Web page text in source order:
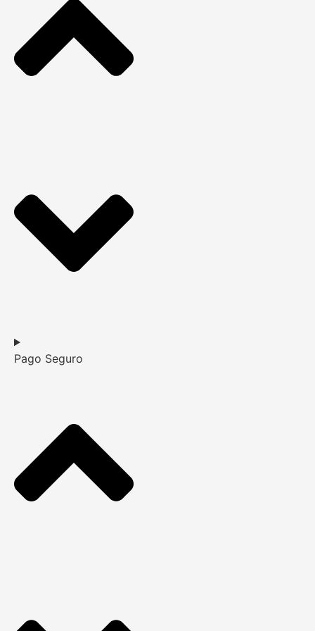
Pago Seguro​